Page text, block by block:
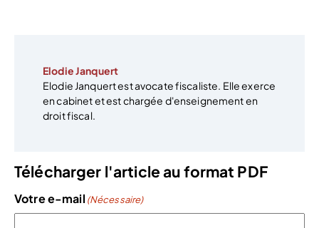
Elodie Janquert
Elodie Janquert est avocate fiscaliste. Elle exerce
en cabinet et est chargée d'enseignement en
droit fiscal.
Télécharger l'article au format PDF
Votre e-mail (Nécessaire)